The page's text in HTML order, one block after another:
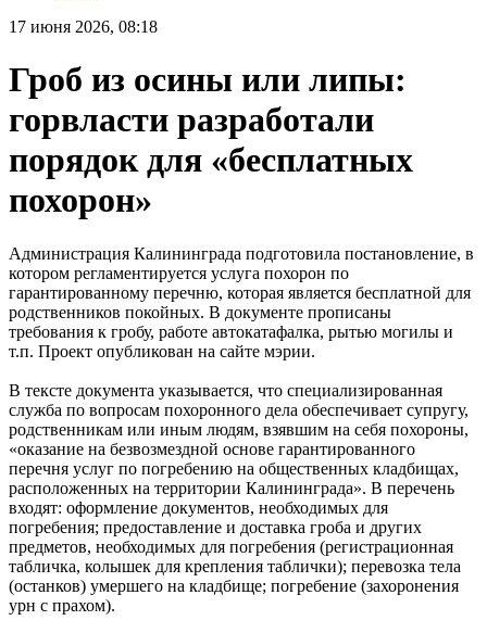
17 июня 2026, 08:18
Гроб из осины или липы:
горвласти разработали
порядок для «бесплатных
похорон»
Администрация Калининграда подготовила постановление, в
котором регламентируется услуга похорон по
гарантированному перечню, которая является бесплатной для
родственников покойных. В документе прописаны
требования к гробу, работе автокатафалка, рытью могилы и
т.п. Проект опубликован на сайте мэрии.
В тексте документа указывается, что специализированная
служба по вопросам похоронного дела обеспечивает супругу,
родственникам или иным людям, взявшим на себя похороны,
«оказание на безвозмездной основе гарантированного
перечня услуг по погребению на общественных кладбищах,
расположенных на территории Калининграда». В перечень
входят: оформление документов, необходимых для
погребения; предоставление и доставка гроба и других
предметов, необходимых для погребения (регистрационная
табличка, колышек для крепления таблички); перевозка тела
(останков) умершего на кладбище; погребение (захоронения
урн с прахом).